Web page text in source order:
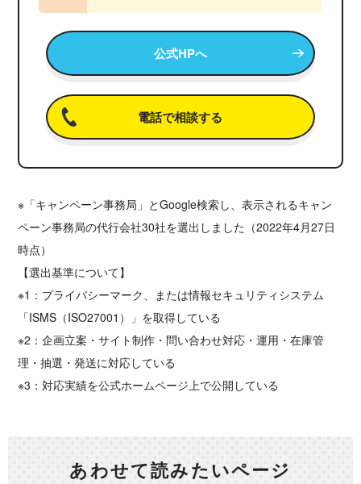
公式HPへ
電話で相談する
※「キャンペーン事務局」とGoogle検索し、表示されるキャン
ペーン事務局の代行会社30社を選出しました（2022年4月27日
時点）
【選出基準について】
※1：プライバシーマーク、または情報セキュリティシステム
「ISMS（ISO27001）」を取得している
※2：企画立案・サイト制作・問い合わせ対応・運用・在庫管
理・抽選・発送に対応している
※3：対応実績を公式ホームページ上で公開している
あわせて読みたいページ